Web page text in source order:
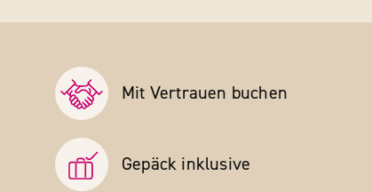
Mit Vertrauen buchen
Gepäck inklusive